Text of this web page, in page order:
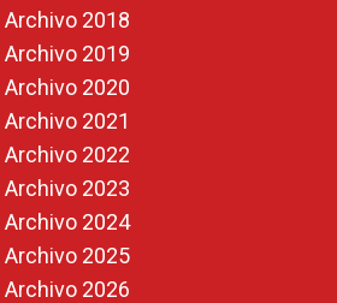
Archivo 2018
Archivo 2019
Archivo 2020
Archivo 2021
Archivo 2022
Archivo 2023
Archivo 2024
Archivo 2025
Archivo 2026